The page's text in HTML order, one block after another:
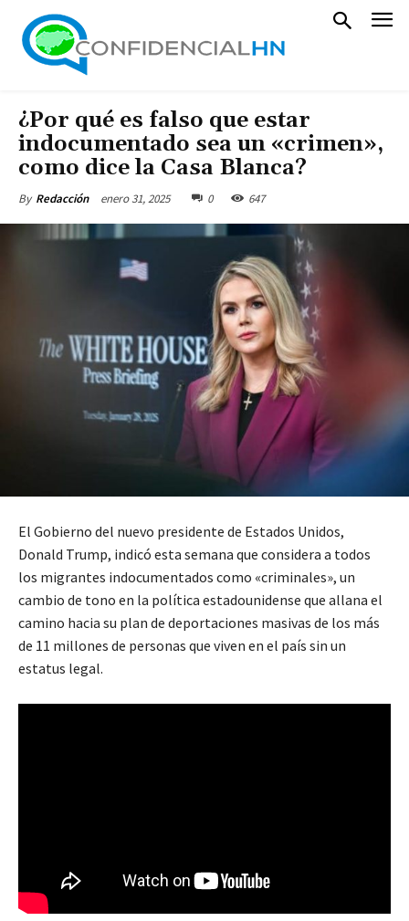
¿Por qué es falso que estar
indocumentado sea un «crimen»,
como dice la Casa Blanca?
By Redacción enero 31, 2025 0 647
El Gobierno del nuevo presidente de Estados Unidos,
Donald Trump, indicó esta semana que considera a todos
los migrantes indocumentados como «criminales», un
cambio de tono en la política estadounidense que allana el
camino hacia su plan de deportaciones masivas de los más
de 11 millones de personas que viven en el país sin un
estatus legal.